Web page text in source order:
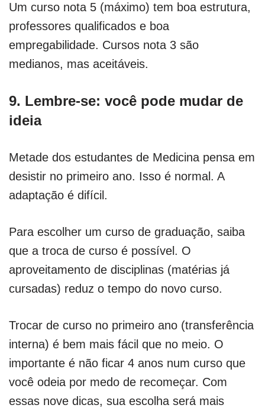
Um curso nota 5 (máximo) tem boa estrutura,
professores qualificados e boa
empregabilidade. Cursos nota 3 são
medianos, mas aceitáveis.
9. Lembre-se: você pode mudar de
ideia
Metade dos estudantes de Medicina pensa em
desistir no primeiro ano. Isso é normal. A
adaptação é difícil.
Para escolher um curso de graduação, saiba
que a troca de curso é possível. O
aproveitamento de disciplinas (matérias já
cursadas) reduz o tempo do novo curso.
Trocar de curso no primeiro ano (transferência
interna) é bem mais fácil que no meio. O
importante é não ficar 4 anos num curso que
você odeia por medo de recomeçar. Com
essas nove dicas, sua escolha será mais